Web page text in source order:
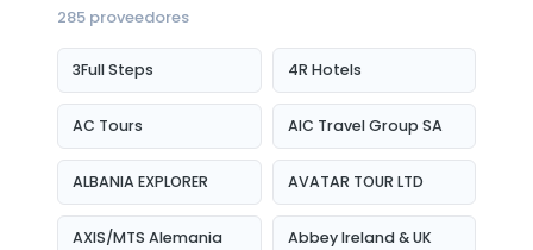
285 proveedores
3Full Steps 4R Hotels
AC Tours AIC Travel Group SA
ALBANIA EXPLORER AVATAR TOUR LTD
AXIS/MTS Alemania Abbey Ireland & UK